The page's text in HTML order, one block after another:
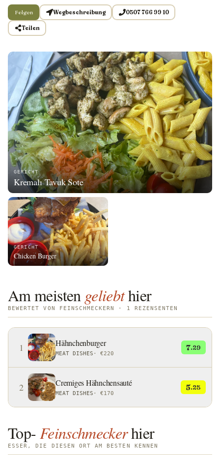
GERICHT
Kremalı Tavuk Sote
GERICHT
Chicken Burger
Folgen Wegbeschreibung 0507 766 99 10
Teilen
Am meisten geliebthier
BEWERTET VON FEINSCHMECKERN · 1 REZENSENTEN
1 Hähnchenburger
MEAT DISHES · €220
7.29
2 Cremiges Hähnchensauté
MEAT DISHES · €170
5.25
Top-Feinschmeckerhier
ESSER, DIE DIESEN ORT AM BESTEN KENNEN